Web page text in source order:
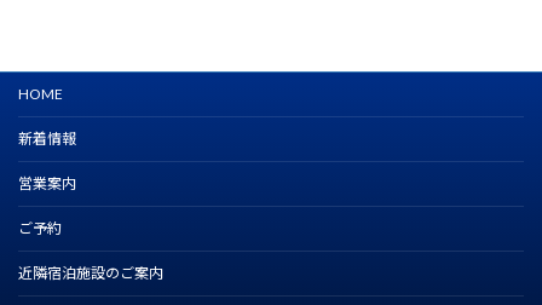
HOME
新着情報
営業案内
ご予約
近隣宿泊施設のご案内